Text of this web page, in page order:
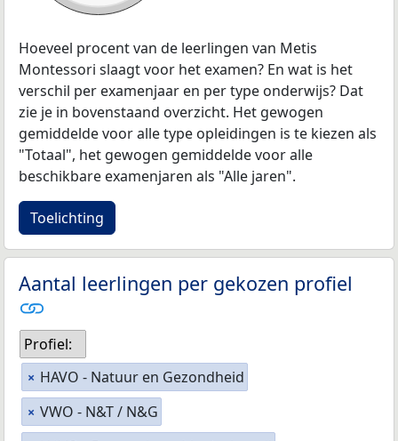
Hoeveel procent van de leerlingen van Metis
Montessori slaagt voor het examen? En wat is het
verschil per examenjaar en per type onderwijs? Dat
zie je in bovenstaand overzicht. Het gewogen
gemiddelde voor alle type opleidingen is te kiezen als
"Totaal", het gewogen gemiddelde voor alle
beschikbare examenjaren als "Alle jaren".
Toelichting
Aantal leerlingen per gekozen profiel
Profiel:
× HAVO - Natuur en Gezondheid
× VWO - N&T / N&G